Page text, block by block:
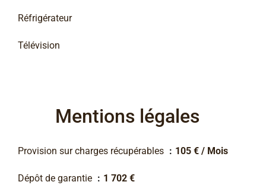
Réfrigérateur
Télévision
Mentions légales
Provision sur charges récupérables 105 € / Mois
Dépôt de garantie 1 702 €